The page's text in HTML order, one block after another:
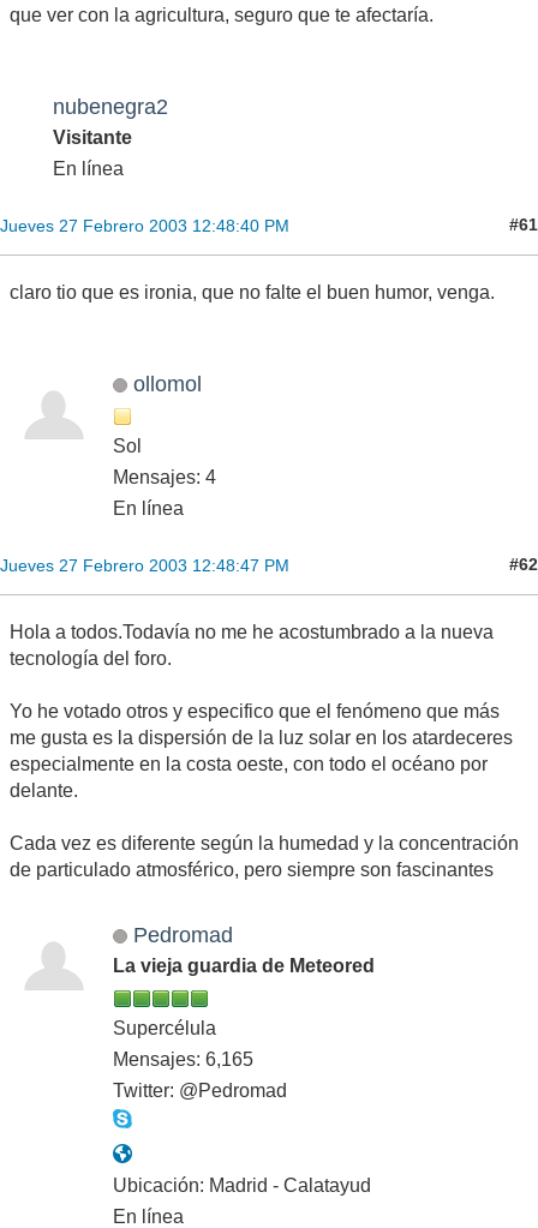
que ver con la agricultura, seguro que te afectaría.
nubenegra2
Visitante
En línea
Jueves 27 Febrero 2003 12:48:40 PM #61
claro tio que es ironia, que no falte el buen humor, venga.
ollomol
Sol
Mensajes: 4
En línea
Jueves 27 Febrero 2003 12:48:47 PM #62
Hola a todos.Todavía no me he acostumbrado a la nueva
tecnología del foro.
Yo he votado otros y especifico que el fenómeno que más
me gusta es la dispersión de la luz solar en los atardeceres
especialmente en la costa oeste, con todo el océano por
delante.
Cada vez es diferente según la humedad y la concentración
de particulado atmosférico, pero siempre son fascinantes
Pedromad
La vieja guardia de Meteored
Supercélula
Mensajes: 6,165
Twitter: @Pedromad
Ubicación: Madrid - Calatayud
En línea